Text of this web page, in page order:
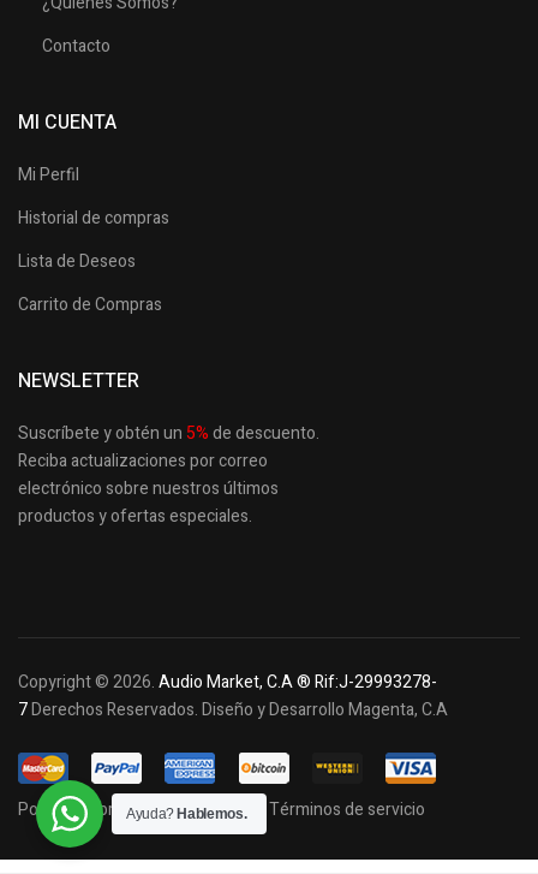
Contacto
MI CUENTA
Mi Perfil
Historial de compras
Lista de Deseos
Carrito de Compras
NEWSLETTER
Suscríbete y obtén un 5%de descuento.
Reciba actualizaciones por correo
electrónico sobre nuestros últimos
productosy ofertas especiales.
Copyright © 2026.Audio Market, C.A ® Rif:J-29993278-
7Derechos Reservados. Diseño y Desarrollo Magenta, C.A
Política de privacidad y cookies Términos de servicio
Ayuda? Hablemos.